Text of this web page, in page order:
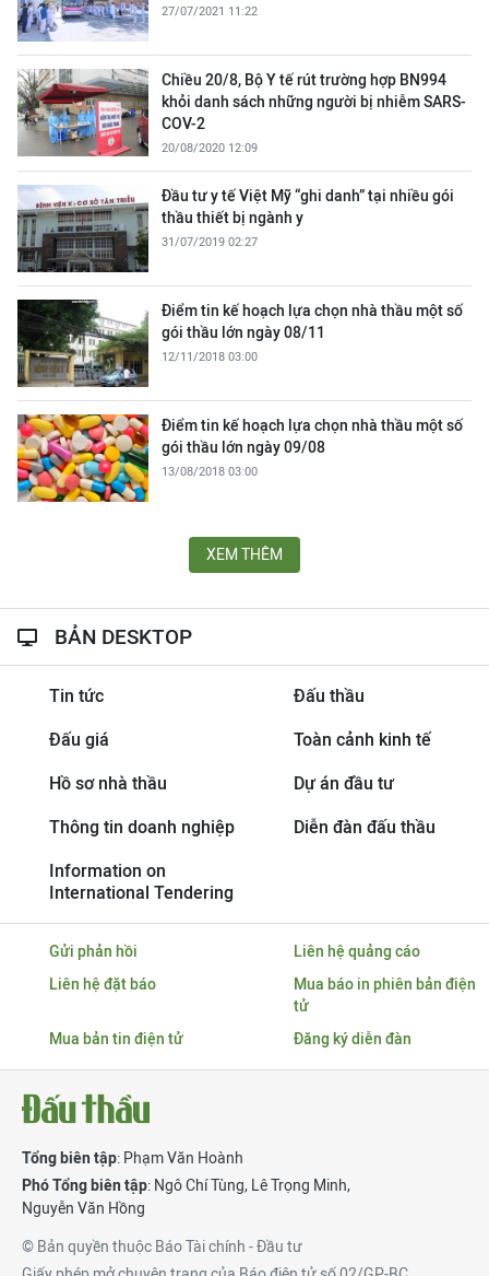
27/07/2021 11:22
Chiều 20/8, Bộ Y tế rút trường hợp BN994
khỏi danh sách những người bị nhiễm SARS-
COV-2
20/08/2020 12:09
Đầu tư y tế Việt Mỹ “ghi danh” tại nhiều gói
thầu thiết bị ngành y
31/07/2019 02:27
Điểm tin kế hoạch lựa chọn nhà thầu một số
gói thầu lớn ngày 08/11
12/11/2018 03:00
Điểm tin kế hoạch lựa chọn nhà thầu một số
gói thầu lớn ngày 09/08
13/08/2018 03:00
XEM THÊM
BẢN DESKTOP
Tin tức Đấu thầu
Đấu giá Toàn cảnh kinh tế
Hồ sơ nhà thầu Dự án đầu tư
Thông tin doanh nghiệp Diễn đàn đấu thầu
Information on
International Tendering
Gửi phản hồi
Liên hệ quảng cáo
Liên hệ đặt báo
Mua báo in phiên bản điện
tử
Mua bản tin điện tử
Đăng ký diễn đàn
Tổng biên tập: Phạm Văn Hoành
Phó Tổng biên tập: Ngô Chí Tùng, Lê Trọng Minh,
Nguyễn Văn Hồng
© Bản quyền thuộc Báo Tài chính - Đầu tư